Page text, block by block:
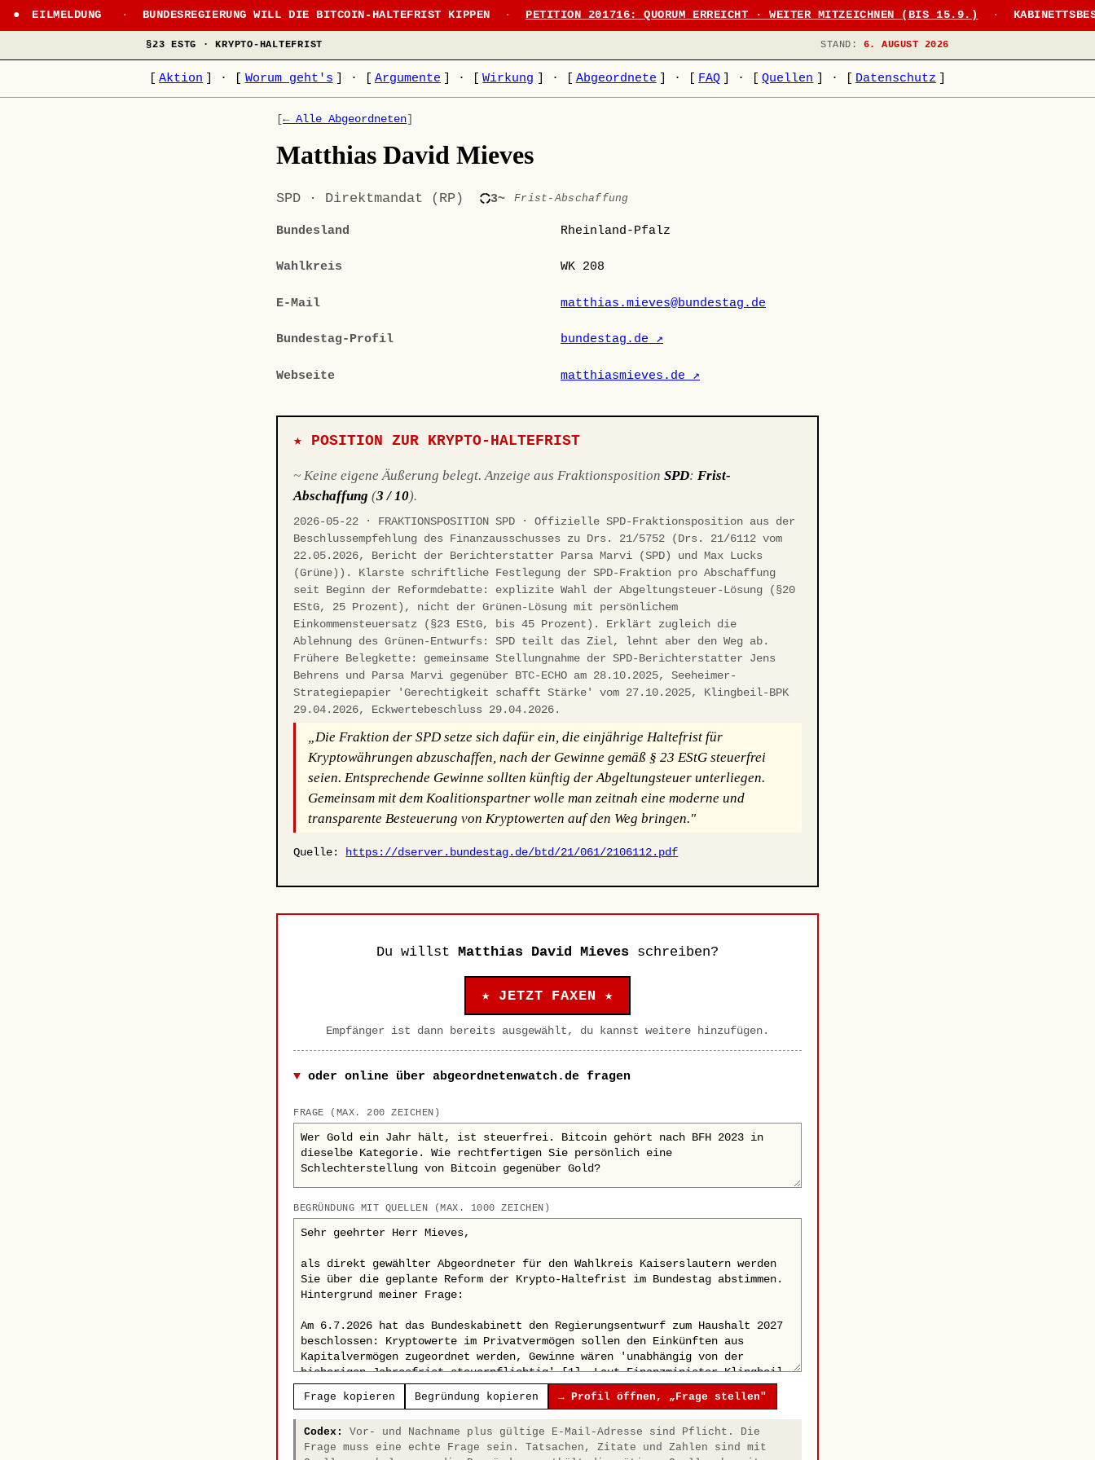
EILMELDUNG · BUNDESREGIERUNG WILL DIE BITCOIN-HALTEFRIST KIPPEN · PETITION 201716: QUORUM ERREICHT · WEITER MITZEICHNEN (BIS 15.9.) ·
§23 ESTG · KRYPTO-HALTEFRIST STAND: 6. AUGUST 2026
Aktion · Worum geht's · Argumente · Wirkung · Abgeordnete · FAQ · Quellen · Datenschutz
[← Alle Abgeordneten]
Matthias David Mieves
SPD · Direktmandat (RP) 3~ Frist-Abschaffung
Bundesland Rheinland-Pfalz
Wahlkreis WK 208
E-Mail matthias.mieves@bundestag.de
Bundestag-Profil bundestag.de ↗
Webseite matthiasmieves.de ↗
★ POSITION ZUR KRYPTO-HALTEFRIST
~ Keine eigene Äußerung belegt. Anzeige aus FraktionspositionSPD: Frist-
Abschaffung (3 / 10).
2026-05-22 · FRAKTIONSPOSITION SPD · Offizielle SPD-Fraktionsposition aus der
Beschlussempfehlung des Finanzausschusses zu Drs. 21/5752 (Drs. 21/6112 vom
22.05.2026, Bericht der Berichterstatter Parsa Marvi (SPD) und Max Lucks
(Grüne)). Klarste schriftliche Festlegung der SPD-Fraktion pro Abschaffung
seit Beginn der Reformdebatte: explizite Wahl der Abgeltungsteuer-Lösung (§20
EStG, 25 Prozent), nicht der Grünen-Lösung mit persönlichem
Einkommensteuersatz (§23 EStG, bis 45 Prozent). Erklärt zugleich die
Ablehnung des Grünen-Entwurfs: SPD teilt das Ziel, lehnt aber den Weg ab.
Frühere Belegkette: gemeinsame Stellungnahme der SPD-Berichterstatter Jens
Behrens und Parsa Marvi gegenüber BTC-ECHO am 28.10.2025, Seeheimer-
Strategiepapier 'Gerechtigkeit schafft Stärke' vom 27.10.2025, Klingbeil-BPK
29.04.2026, Eckwertebeschluss 29.04.2026.
„Die Fraktion der SPD setze sich dafür ein, die einjährige Haltefrist für
Kryptowährungen abzuschaffen, nach der Gewinne gemäß § 23 EStG steuerfrei
seien. Entsprechende Gewinne sollten künftig der Abgeltungsteuer unterliegen.
Gemeinsam mit dem Koalitionspartner wolle man zeitnah eine moderne und
transparente Besteuerung von Kryptowerten auf den Weg bringen."
Quelle: https://dserver.bundestag.de/btd/21/061/2106112.pdf
Du willst Matthias David Mieves schreiben?
★ JETZT FAXEN ★
Empfänger ist dann bereits ausgewählt, du kannst weitere hinzufügen.
oder online über abgeordnetenwatch.de fragen
FRAGE (MAX. 200 ZEICHEN)
BEGRÜNDUNG MIT QUELLEN (MAX. 1000 ZEICHEN)
Frage kopieren Begründung kopieren → Profil öffnen, „Frage stellen"
Codex:
Vor- und Nachname plus gültige E-Mail-Adresse sind Pflicht. Die
Frage muss eine echte Frage sein. Tatsachen, Zitate und Zahlen sind mit